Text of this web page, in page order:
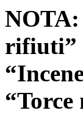
NOTA:
rifiuti”
“Torce